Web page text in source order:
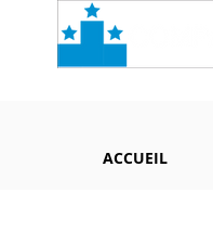
ACCUEIL